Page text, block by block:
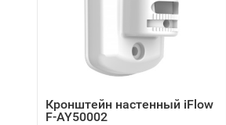
Кронштейн настенный iFlow
F-AY50002